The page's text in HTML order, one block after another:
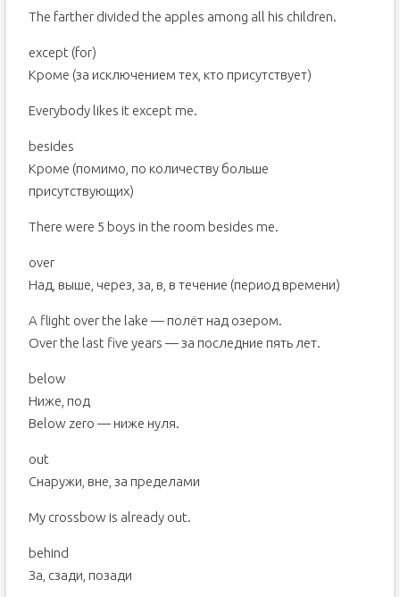
The farther divided the apples among all his children.
except (for)
Кроме (за исключением тех, кто присутствует)
Everybody likes it except me.
besides
Кроме (помимо, по количеству больше
присутствующих)
There were 5 boys in the room besides me.
over
Над, выше, через, за, в, в течение (период времени)
A flight over the lake — полёт над озером.
Over the last five years — за последние пять лет.
below
Ниже, под
Below zero — ниже нуля.
out
Снаружи, вне, за пределами
My crossbow is already out.
behind
За, сзади, позади